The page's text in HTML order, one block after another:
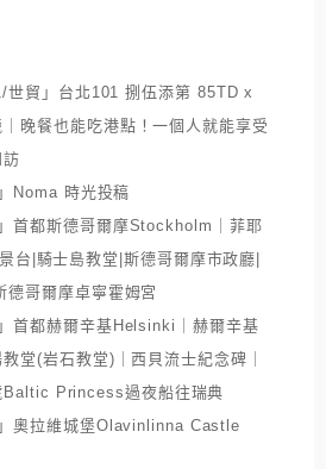
世貿」台北101 捌伍添第 85TD x
晚餐也能吃港點！一個人就能享受
Noma 時光投稿
首都斯德哥爾摩Stockholm｜菲耶
台|騎士島教堂|斯德哥爾摩市政廳|
德哥爾摩卓寧霍姆宮
首都赫爾辛基Helsinki｜赫爾辛基
堂(岩石教堂)｜西貝流士紀念碑｜
Baltic Princess過夜船往瑞典
」奧拉維城堡Olavinlinna Castle